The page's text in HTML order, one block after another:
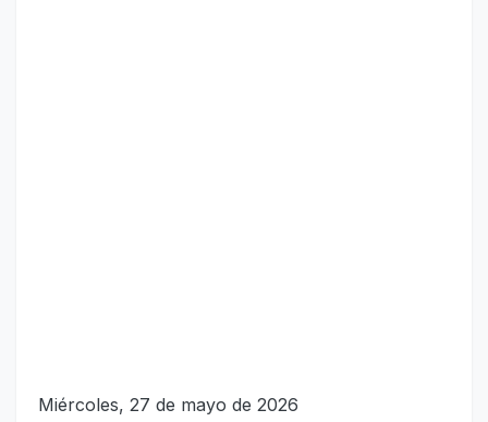
Miércoles, 27 de mayo de 2026